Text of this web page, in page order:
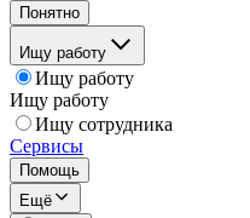
Понятно
Ищу работу
Ищу работу
Ищу работу
Ищу сотрудника
Сервисы
Помощь
Ещё